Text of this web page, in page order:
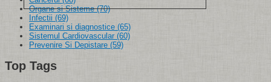
Organe si Sisteme(70)
Infectii (69)
Examinari si diagnostice (65)
Sistemul Cardiovascular (60)
Prevenire Si Depistare (59)
Top Tags